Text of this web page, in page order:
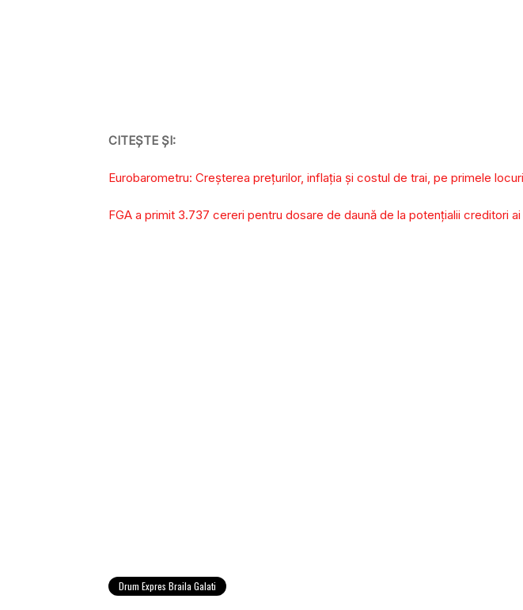
CITEȘTE ȘI:
Eurobarometru: Creșterea prețurilor, inflația și costul de trai, pe primele
FGA a primit 3.737 cereri pentru dosare de daună de la potenţialii creditori ai
Drum Expres Braila Galati